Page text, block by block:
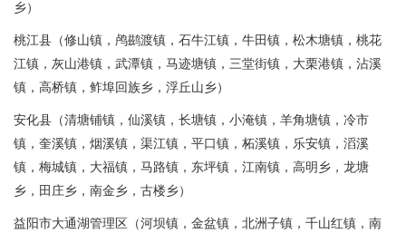
乡）
桃江县（修山镇，鸬鹚渡镇，石牛江镇，牛田镇，松木塘镇，桃花
江镇，灰山港镇，武潭镇，马迹塘镇，三堂街镇，大栗港镇，沾溪
镇，高桥镇，鲊埠回族乡，浮丘山乡）
安化县（清塘铺镇，仙溪镇，长塘镇，小淹镇，羊角塘镇，冷市
镇，奎溪镇，烟溪镇，渠江镇，平口镇，柘溪镇，乐安镇，滔溪
镇，梅城镇，大福镇，马路镇，东坪镇，江南镇，高明乡，龙塘
乡，田庄乡，南金乡，古楼乡）
益阳市大通湖管理区（河坝镇，金盆镇，北洲子镇，千山红镇，南